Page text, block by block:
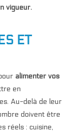
vigueur.
ET
alimenter vos
en
Au-delà de leur
doivent être
réels : cuisine,